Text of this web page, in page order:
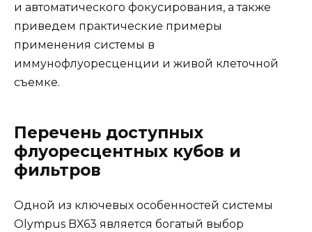
и автоматического фокусирования, а также
приведем практические примеры
применения системы в
иммунофлуоресценции и живой клеточной
съемке.
Перечень доступных
флуоресцентных кубов и
фильтров
Одной из ключевых особенностей системы
Olympus BX63 является богатый выбор